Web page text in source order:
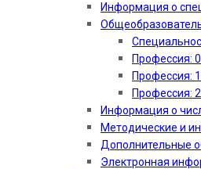
Информация о
Профессия:
Профессия:
Профессия:
Информация о
Методические и
Дополнительные
Электронная